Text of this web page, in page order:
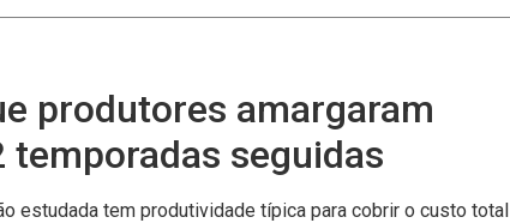
produtores amargaram
seguidas
estudada tem produtividade típica para cobrir o custo total